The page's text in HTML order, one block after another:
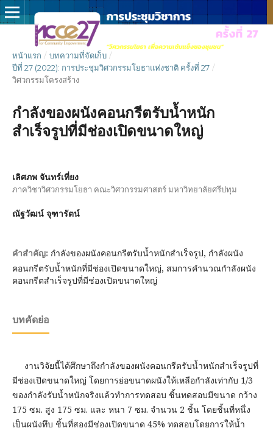
หน้าแรก / บทความที่จัดเก็บ /
ปีที่ 27 (2022): การประชุมวิศวกรรมโยธาแห่งชาติ ครั้งที่ 27 /
วิศวกรรมโครงสร้าง
กำลังของผนังคอนกรีตรับน้ำหนัก
สำเร็จรูปที่มีช่องเปิดขนาดใหญ่
เลิศภพ จันทร์เที่ยง
ภาควิชาวิศวกรรมโยธา คณะวิศวกรรมศาสตร์ มหาวิทยาลัยศรีปทุม
ณัฐวัฒน์ จุฑารัตน์
คำสำคัญ: กำลังของผนังคอนกรีตรับน้ำหนักสำเร็จรูป, กำลังผนัง
คอนกรีตรับน้ำหนักที่มีช่องเปิดขนาดใหญ่, สมการคำนวณกำลังผนัง
คอนกรีตสำเร็จรูปที่มีช่องเปิดขนาดใหญ่
บทคัดย่อ
งานวิจัยนี้ได้ศึกษาถึงกำลังของผนังคอนกรีตรับน้ำหนักสำเร็จรูปที่
มีช่องเปิดขนาดใหญ่ โดยการย่อขนาดผนังให้เหลือกำลังเท่ากับ 1/3
ของกำลังรับน้ำหนักจริงแล้วทำการทดสอบ ชิ้นทดสอบมีขนาด กว้าง
175 ซม. สูง 175 ซม. และ หนา 7 ซม. จำนวน 2 ชิ้น โดยชิ้นที่หนึ่ง
เป็นผนังทึบ ชิ้นที่สองมีช่องเปิดขนาด 45% ทดสอบโดยการให้น้ำ